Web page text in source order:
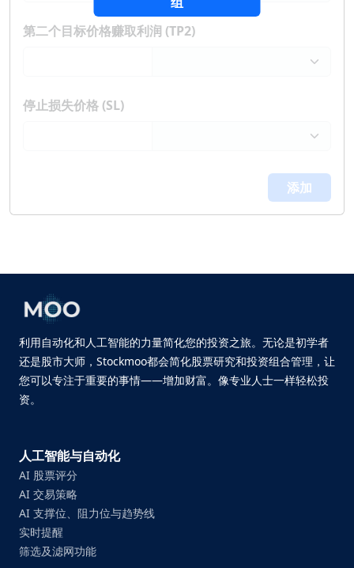
第二个目标价格赚取利润 (TP2)
停止损失价格 (SL)
添加
利用自动化和人工智能的力量简化您的投资之旅。无论是初学者
还是股市大师，Stockmoo都会简化股票研究和投资组合管理，让
您可以专注于重要的事情——增加财富。像专业人士一样轻松投
资。
人工智能与自动化
AI 股票评分
AI 交易策略
AI 支撑位、阻力位与趋势线
实时提醒
筛选及滤网功能